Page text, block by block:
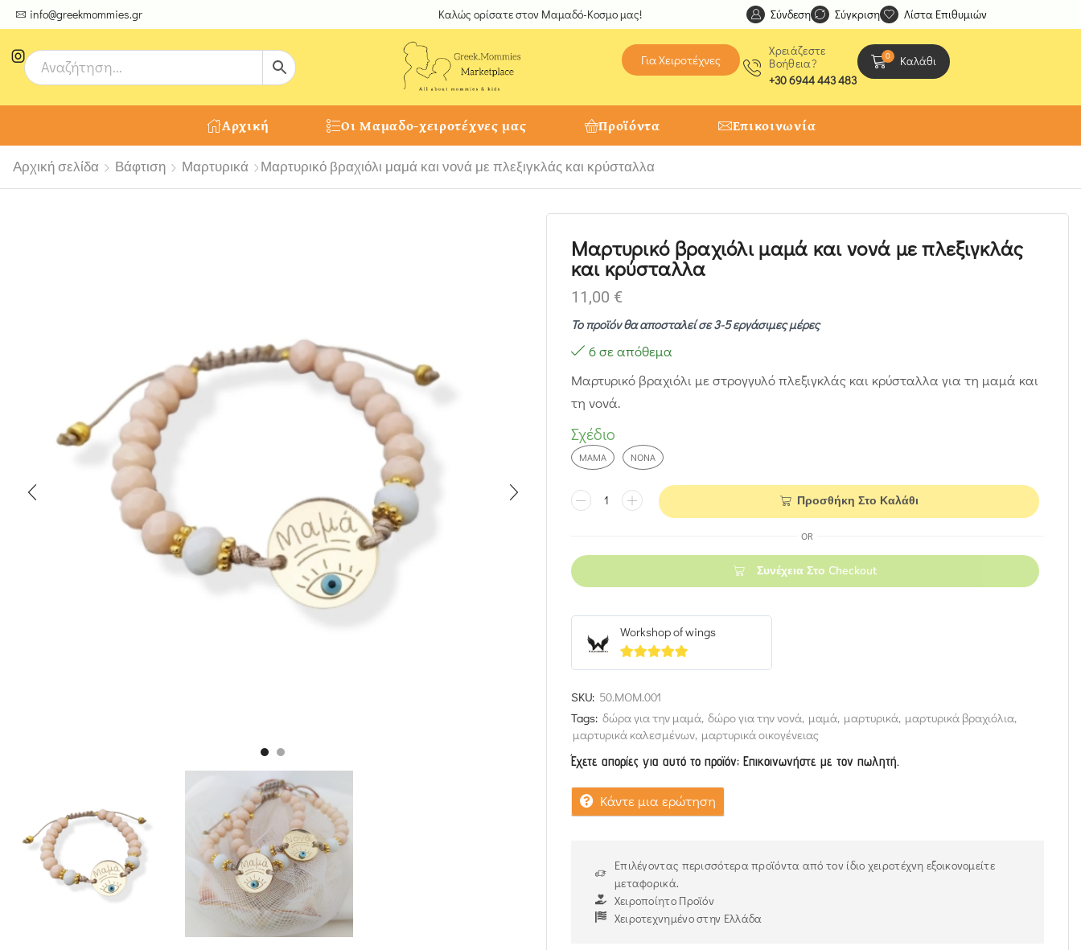
info@greekmommies.gr
μοναδικές δημιουργίες από τους Χειροτέχνες μας! Καλώς ορίσατε στον Μαμαδό-Κοσμο μας! Ανακαλύψτε μοναδικές δημιουργίες από τους
Σύνδεση Σύγκριση Λίστα Επιθυμιών
Για Χειροτέχνες
Χρειάζεστε
Βοήθεια?
+30 6944 443 483
0 Καλάθι
Αρχική Οι Μαμαδο-χειροτέχνες μας Προϊόντα Επικοινωνία
Αρχική σελίδα Βάφτιση Μαρτυρικά Μαρτυρικό βραχιόλι μαμά και νονά με πλεξιγκλάς και κρύσταλλα
Μαρτυρικό βραχιόλι μαμά και νονά με πλεξιγκλάς
και κρύσταλλα
11,00 €
Το προϊόν θα αποσταλεί σε 3-5 εργάσιμες μέρες
6 σε απόθεμα
Μαρτυρικό βραχιόλι με στρογγυλό πλεξιγκλάς και κρύσταλλα για τη μαμά και
τη νονά.
Σχέδιο
ΜΑΜΆ ΝΟΝΆ
Προσθήκη Στο Καλάθι
OR
Συνέχεια Στο Checkout
Workshop of wings
5out of 5
SKU: 50.MOM.001
Tags: δώρα για την μαμά, δώρο για την νονά, μαμά, μαρτυρικά, μαρτυρικά βραχιόλια,
μαρτυρικά καλεσμένων, μαρτυρικά οικογένειας
Έχετε απορίες για αυτό το προϊόν; Επικοινωνήστε με τον πωλητή.
Κάντε μια ερώτηση
Επιλέγοντας περισσότερα προϊόντα από τον ίδιο χειροτέχνη εξοικονομείτε
μεταφορικά.
Χειροποίητο Προϊόν
Χειροτεχνημένο στην Ελλάδα